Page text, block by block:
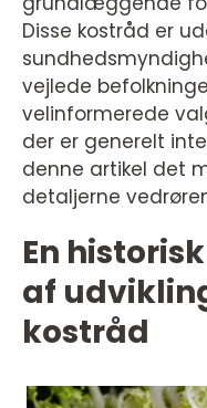
Disse kostråd er
vejlede
velinformerede
der er generelt
denne artikel det
detaljerne
En
af
kostråd